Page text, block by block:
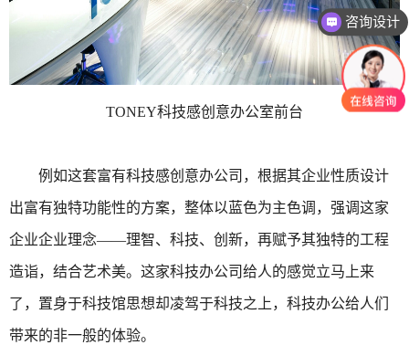
TONEY科技感创意办公室前台
例如这套富有科技感创意办公司，根据其企业性质设计
出富有独特功能性的方案，整体以蓝色为主色调，强调这家
企业企业理念——理智、科技、创新，再赋予其独特的工程
造诣，结合艺术美。这家科技办公司给人的感觉立马上来
了，置身于科技馆思想却凌驾于科技之上，科技办公给人们
带来的非一般的体验。
咨询设计